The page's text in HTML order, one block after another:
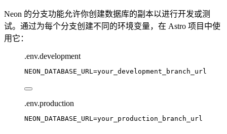
Neon 的分支功能允许你创建数据库的副本以进行开发或测
试。通过为每个分支创建不同的环境变量，在 Astro 项目中使
用它：
.env.development
NEON_DATABASE_URL =your_development_branch_url
.env.production
NEON_DATABASE_URL =your_production_branch_url